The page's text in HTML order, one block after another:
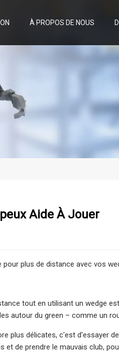
À PROPOS DE NOUS
Aide À Jouer
plus de distance avec vos
tout en utilisant un wedge
autour du green – comme un
plus délicates, c'est d'essayer
et de prendre le mauvais club,